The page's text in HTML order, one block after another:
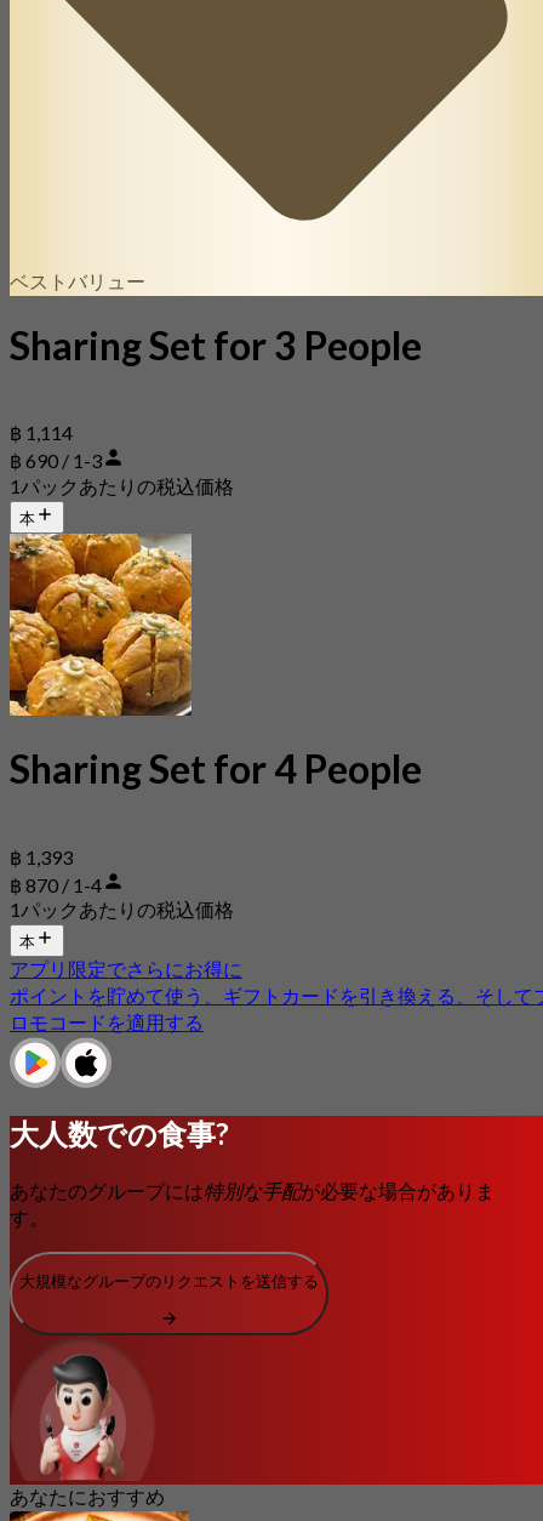
ベストバリュー
Sharing Set for 3 People
฿ 1,114
฿ 690 / 1-3
1パックあたりの税込価格
本
Sharing Set for 4 People
฿ 1,393
฿ 870 / 1-4
1パックあたりの税込価格
本
アプリ限定でさらにお得に
ポイントを貯めて使う、ギフトカードを引き換える、そして
ロモコードを適用する
大人数での食事?
あなたのグループには特別な手配が必要な場合がありま
す。
大規模なグループのリクエストを送信する
あなたにおすすめ